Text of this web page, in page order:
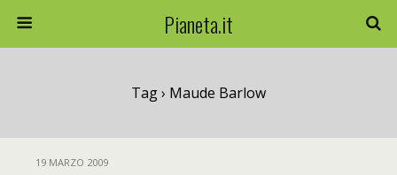
Pianeta.it
Tag › Maude Barlow
19 MARZO 2009